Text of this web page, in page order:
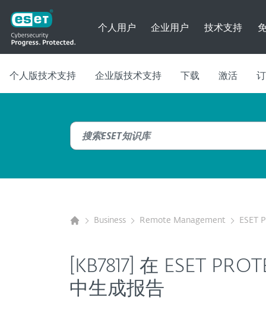
个人用户 企业用户 技术支持
个人版技术支持 企业版技术支持 下载 激活
Business Remote Management ESET
[KB7817] 在 ESET
中生成报告